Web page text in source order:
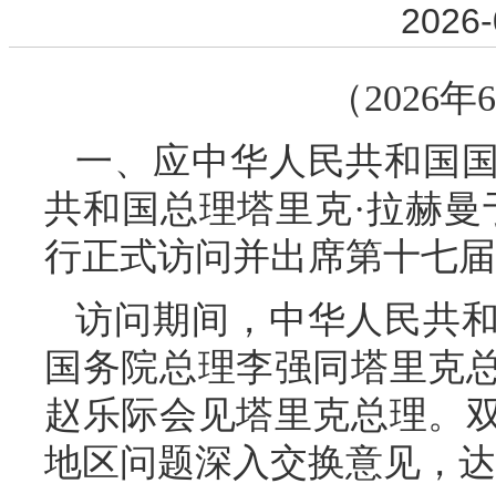
（2026
一、应中华人民共和国
共和国总理塔里克·拉赫曼
行正式访问并出席第十七
访问期间，中华人民共
国务院总理李强同塔里克
赵乐际会见塔里克总理。
地区问题深入交换意见，